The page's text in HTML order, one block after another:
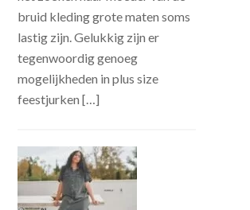
bruid kleding grote maten soms
lastig zijn. Gelukkig zijn er
tegenwoordig genoeg
mogelijkheden in plus size
feestjurken […]